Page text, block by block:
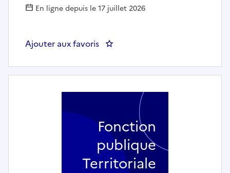
En ligne depuis le 17 juillet 2026
Ajouter aux favoris : Chargé(e) de communication
Fonction
publique
Territoriale